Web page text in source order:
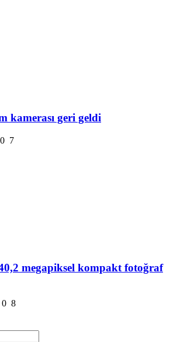
kamerası geri geldi
0 7
megapiksel kompakt fotoğraf
0 8